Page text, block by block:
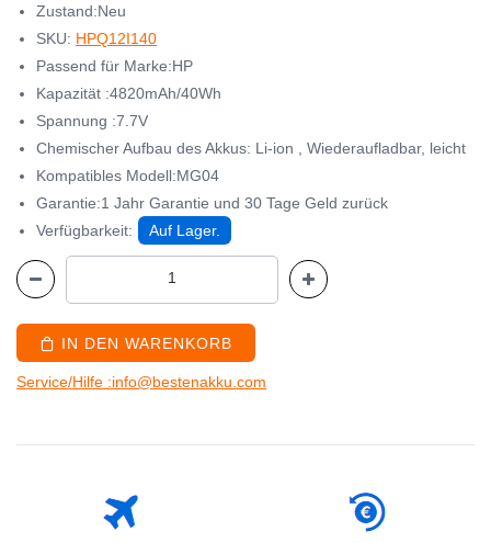
Zustand:Neu
SKU: HPQ12I140
Passend für Marke:HP
Kapazität :4820mAh/40Wh
Spannung :7.7V
Chemischer Aufbau des Akkus: Li-ion , Wiederaufladbar, leicht
Kompatibles Modell:MG04
Garantie:1 Jahr Garantie und 30 Tage Geld zurück
Verfügbarkeit:
Auf Lager.
IN DEN WARENKORB
Service/Hilfe :info@bestenakku.com